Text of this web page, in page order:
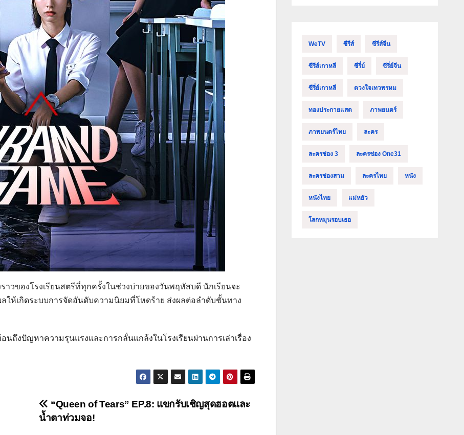
ราวของโรงเรียนสตรีที่ทุกครั้งในช่วงบ่ายของวันพฤหัสบดี นักเรียนจะ
ให้เกิดระบบการจัดอันดับความนิยมที่โหดร้าย ส่งผลต่อลำดับชั้นทาง
นถึงปัญหาความรุนแรงและการกลั่นแกล้งในโรงเรียนผ่านการเล่าเรื่อง
“Queen of Tears” EP.8: แขกรับเชิญสุดฮอตและ
น้ำตาท่วมจอ!
WeTV ซีรีส์ ซีรีส์จีน
ซีรีส์เกาหลี ซีรี่ย์ ซีรี่ย์จีน
ซีรี่ย์เกาหลี ดวงใจเทวพรหม
ทองประกายแสด ภาพยนตร์
ภาพยนตร์ไทย ละคร
ละครช่อง 3 ละครช่อง One31
ละครช่องสาม ละครไทย หนัง
หนังไทย แม่หยัว
โลกหมุนรอบเธอ